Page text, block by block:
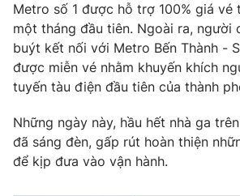
Metro số 1 được hỗ trợ 100% giá vé
một tháng đầu tiên. Ngoài ra, người
buýt kết nối với Metro Bến Thành -
được miễn vé nhằm khuyến khích
tuyến tàu điện đầu tiên của thành
Những ngày này, hầu hết nhà ga
đã sáng đèn, gấp rút hoàn thiện
để kịp đưa vào vận hành.